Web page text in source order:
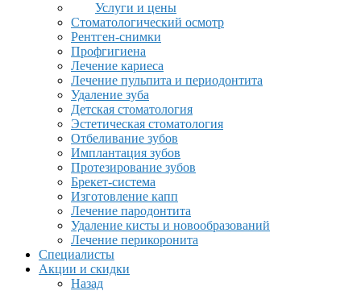
Услуги и цены
Стоматологический осмотр
Рентген-снимки
Профгигиена
Лечение кариеса
Лечение пульпита и периодонтита
Удаление зуба
Детская стоматология
Эстетическая стоматология
Отбеливание зубов
Имплантация зубов
Протезирование зубов
Брекет-система
Изготовление капп
Лечение пародонтита
Удаление кисты и новообразований
Лечение перикоронита
Специалисты
Акции и скидки
Назад